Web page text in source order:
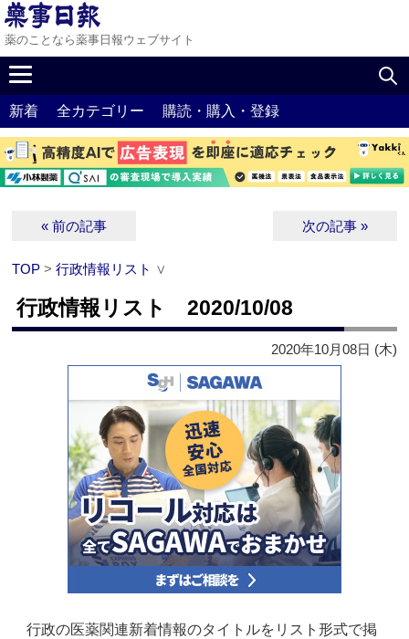
薬のことなら薬事日報ウェブサイト
新着 全カテゴリー 購読・購入・登録
« 前の記事 次の記事 »
TOP >行政情報リスト ∨
行政情報リスト 2020/10/08
2020年10月08日 (木)
行政の医薬関連新着情報のタイトルをリスト形式で掲